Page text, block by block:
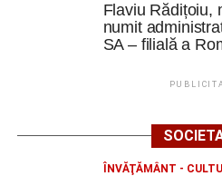
Flaviu Rădițoiu,
numit
SA – filială a
ÎNVĂŢĂMÂNT -